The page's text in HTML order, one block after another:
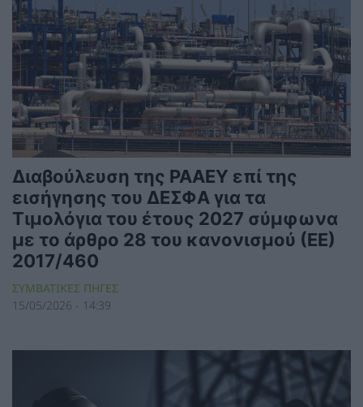
Διαβούλευση της ΡΑΑΕΥ επί της
εισήγησης του ΔΕΣΦΑ για τα
Τιμολόγια του έτους 2027 σύμφωνα
με το άρθρο 28 του κανονισμού (ΕΕ)
2017/460
ΣΥΜΒΑΤΙΚΕΣ ΠΗΓΕΣ
15/05/2026 - 14:39